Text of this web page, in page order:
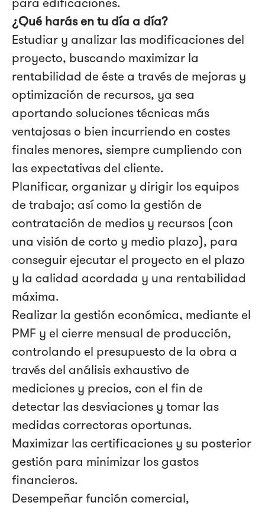
¿Qué harás en tu día a día?
Estudiar y analizar las modificaciones del
proyecto, buscando maximizar la
rentabilidad de éste a través de mejoras y
optimización de recursos, ya sea
aportando soluciones técnicas más
ventajosas o bien incurriendo en costes
finales menores, siempre cumpliendo con
las expectativas del cliente.
Planificar, organizar y dirigir los equipos
de trabajo; así como la gestión de
contratación de medios y recursos (con
una visión de corto y medio plazo), para
conseguir ejecutar el proyecto en el plazo
y la calidad acordada y una rentabilidad
máxima.
Realizar la gestión económica, mediante el
PMF y el cierre mensual de producción,
controlando el presupuesto de la obra a
través del análisis exhaustivo de
mediciones y precios, con el fin de
detectar las desviaciones y tomar las
medidas correctoras oportunas.
Maximizar las certificaciones y su posterior
gestión para minimizar los gastos
financieros.
Desempeñar función comercial,